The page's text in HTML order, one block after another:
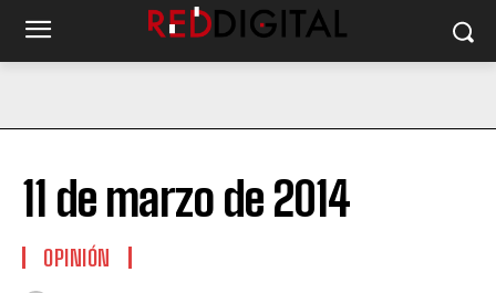
11 de marzo de 2014
OPINIÓN